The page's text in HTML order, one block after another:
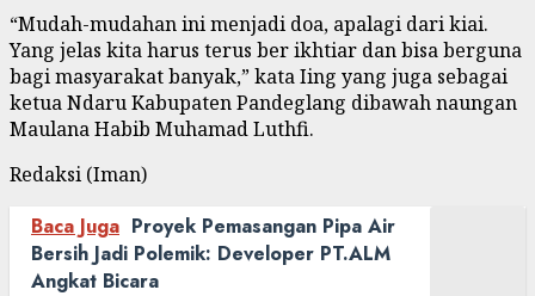
“Mudah-mudahan ini menjadi doa, apalagi dari kiai.
Yang jelas kita harus terus ber ikhtiar dan bisa berguna
bagi masyarakat banyak,” kata Iing yang juga sebagai
ketua Ndaru Kabupaten Pandeglang dibawah naungan
Maulana Habib Muhamad Luthfi.
Redaksi (Iman)
Baca Juga Proyek Pemasangan Pipa Air
Bersih Jadi Polemik: Developer PT.ALM
Angkat Bicara